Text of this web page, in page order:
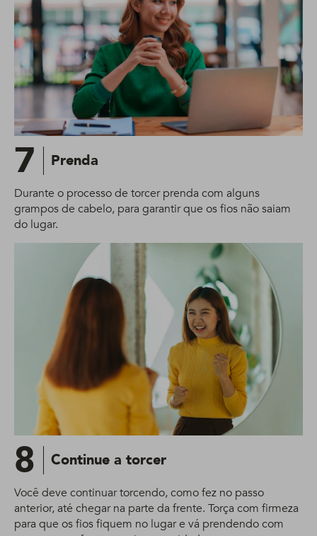
7 Prenda
Durante o processo de torcer prenda com alguns
grampos de cabelo, para garantir que os fios não saiam
do lugar.
8 Continue a torcer
Você deve continuar torcendo, como fez no passo
anterior, até chegar na parte da frente. Torça com firmeza
para que os fios fiquem no lugar e vá prendendo com